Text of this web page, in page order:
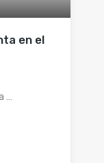
en el
…